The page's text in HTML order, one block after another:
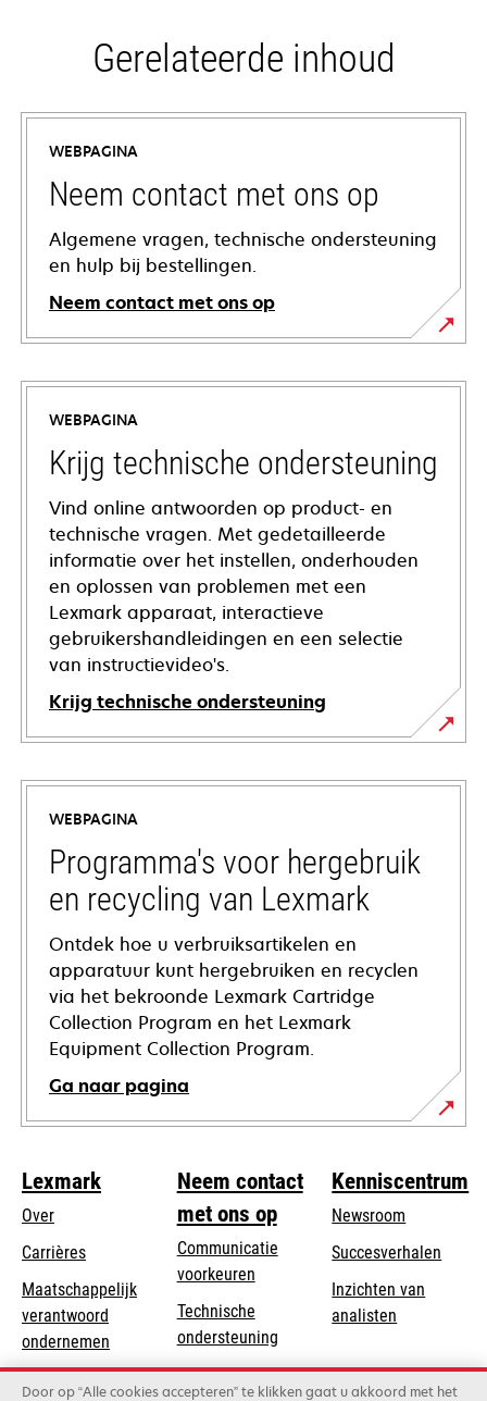
Gerelateerde inhoud
WEBPAGINA
Neem contact met ons op
Algemene vragen, technische ondersteuning
en hulp bij bestellingen.
Neem contact met ons op
WEBPAGINA
Krijg technische ondersteuning
Vind online antwoorden op product- en
technische vragen. Met gedetailleerde
informatie over het instellen, onderhouden
en oplossen van problemen met een
Lexmark apparaat, interactieve
gebruikershandleidingen en een selectie
van instructievideo's.
Krijg technische ondersteuning
opens
in
new
tab
WEBPAGINA
Programma's voor hergebruik
en recycling van Lexmark
Ontdek hoe u verbruiksartikelen en
apparatuur kunt hergebruiken en recyclen
via het bekroonde Lexmark Cartridge
Collection Program en het Lexmark
Equipment Collection Program.
Ga naar pagina
Lexmark
Over
Carrières
Maatschappelijk
verantwoord
ondernemen
in
a
Duurzaamheid
Neem contact
met ons op
Communicatie
voorkeuren
Technische
ondersteuningopens
in
a
Product registratie
Kenniscentrum
Newsroom
Succesverhalen
Inzichten van
analisten
Door op “Alle cookies accepteren” te klikken gaat u akkoord met het